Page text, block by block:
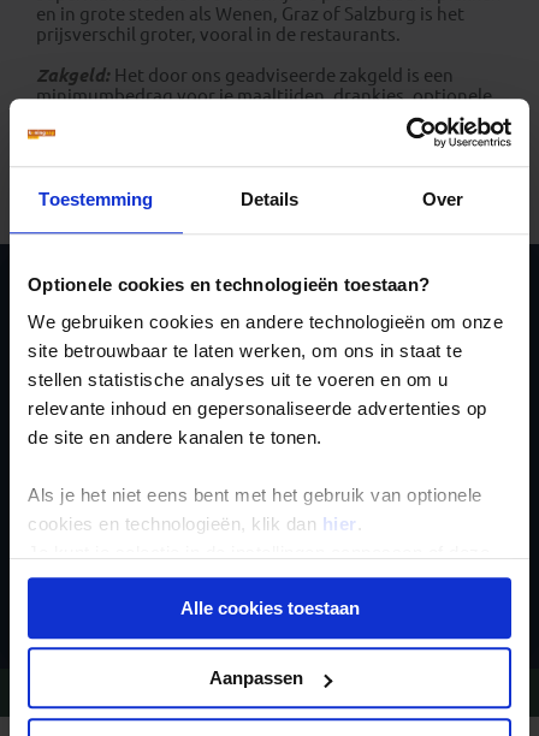
Toestemming Details Over
Optionele cookies en technologieën toestaan?
We gebruiken cookies en andere technologieën om onze
site betrouwbaar te laten werken, om ons in staat te
stellen statistische analyses uit te voeren en om u
relevante inhoud en gepersonaliseerde advertenties op
de site en andere kanalen te tonen.
Als je het niet eens bent met het gebruik van optionele
cookies en technologieën, klik dan hier .
onder aan de pagina op elk gewenst moment voor de
toekomst wijzigen.Alle cookies toestaan
Aanpassen
en in grote steden als Wenen, Graz of Salzburg is het
prijsverschil groter, vooral in de restaurants.
Zakgeld: Het door ons geadviseerde zakgeld is een
minimumbedrag voor je maaltijden, drankjes, optionele
excursies, entreegelden, ter plaatse te betalen
luchthavenbelastingen en fooien. Het bedrag dat je
inbegrepen.
Ja, ik meld me aan
voor de wekelijkse
nieuwsbrief
Inschrijven
Bel 09-234 13 11